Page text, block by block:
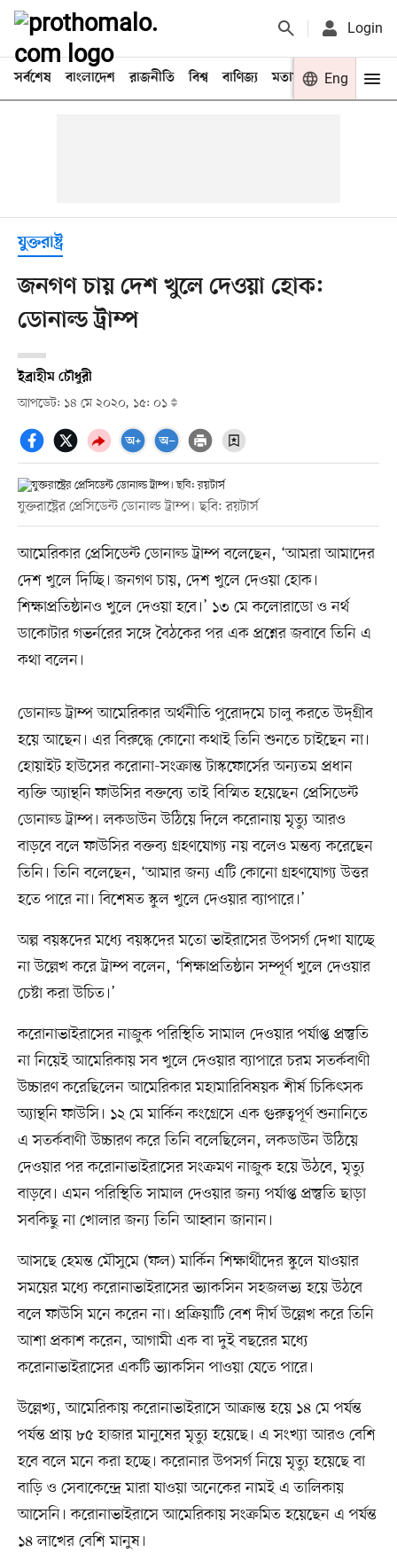
Login
সর্বশেষ বাংলাদেশ রাজনীতি বিশ্ব বাণিজ্য মতামত খেলা
Eng
যুক্তরাষ্ট্র
জনগণ চায় দেশ খুলে দেওয়া হোক:
ডোনাল্ড ট্রাম্প
ইব্রাহীম চৌধুরী
আপডেট: ১৪ মে ২০২০, ১৫: ০১
যুক্তরাষ্ট্রের প্রেসিডেন্ট ডোনাল্ড ট্রাম্প। ছবি: রয়টার্স
আমেরিকার প্রেসিডেন্ট ডোনাল্ড ট্রাম্প বলেছেন, ‘আমরা আমাদের
দেশ খুলে দিচ্ছি। জনগণ চায়, দেশ খুলে দেওয়া হোক।
শিক্ষাপ্রতিষ্ঠানও খুলে দেওয়া হবে।’ ১৩ মে কলোরাডো ও নর্থ
ডাকোটার গভর্নরের সঙ্গে বৈঠকের পর এক প্রশ্নের জবাবে তিনি এ
কথা বলেন।
ডোনাল্ড ট্রাম্প আমেরিকার অর্থনীতি পুরোদমে চালু করতে উদ্‌গ্রীব
হয়ে আছেন। এর বিরুদ্ধে কোনো কথাই তিনি শুনতে চাইছেন না।
হোয়াইট হাউসের করোনা-সংক্রান্ত টাস্কফোর্সের অন্যতম প্রধান
ব্যক্তি অ্যান্থনি ফাউসির বক্তব্যে তাই বিস্মিত হয়েছেন প্রেসিডেন্ট
ডোনাল্ড ট্রাম্প। লকডাউন উঠিয়ে দিলে করোনায় মৃত্যু আরও
বাড়বে বলে ফাউসির বক্তব্য গ্রহণযোগ্য নয় বলেও মন্তব্য করেছেন
তিনি। তিনি বলেছেন, ‘আমার জন্য এটি কোনো গ্রহণযোগ্য উত্তর
হতে পারে না। বিশেষত স্কুল খুলে দেওয়ার ব্যাপারে।’
অল্প বয়স্কদের মধ্যে বয়স্কদের মতো ভাইরাসের উপসর্গ দেখা যাচ্ছে
না উল্লেখ করে ট্রাম্প বলেন, ‘শিক্ষাপ্রতিষ্ঠান সম্পূর্ণ খুলে দেওয়ার
চেষ্টা করা উচিত।’
করোনাভাইরাসের নাজুক পরিস্থিতি সামাল দেওয়ার পর্যাপ্ত প্রস্তুতি
না নিয়েই আমেরিকায় সব খুলে দেওয়ার ব্যাপারে চরম সতর্কবাণী
উচ্চারণ করেছিলেন আমেরিকার মহামারিবিষয়ক শীর্ষ চিকিৎসক
অ্যান্থনি ফাউসি। ১২ মে মার্কিন কংগ্রেসে এক গুরুত্বপূর্ণ শুনানিতে
এ সতর্কবাণী উচ্চারণ করে তিনি বলেছিলেন, লকডাউন উঠিয়ে
দেওয়ার পর করোনাভাইরাসের সংক্রমণ নাজুক হয়ে উঠবে, মৃত্যু
বাড়বে। এমন পরিস্থিতি সামাল দেওয়ার জন্য পর্যাপ্ত প্রস্তুতি ছাড়া
সবকিছু না খোলার জন্য তিনি আহ্বান জানান।
আসছে হেমন্ত মৌসুমে (ফল) মার্কিন শিক্ষার্থীদের স্কুলে যাওয়ার
সময়ের মধ্যে করোনাভাইরাসের ভ্যাকসিন সহজলভ্য হয়ে উঠবে
বলে ফাউসি মনে করেন না। প্রক্রিয়াটি বেশ দীর্ঘ উল্লেখ করে তিনি
আশা প্রকাশ করেন, আগামী এক বা দুই বছরের মধ্যে
করোনাভাইরাসের একটি ভ্যাকসিন পাওয়া যেতে পারে।
উল্লেখ্য, আমেরিকায় করোনাভাইরাসে আক্রান্ত হয়ে ১৪ মে পর্যন্ত
পর্যন্ত প্রায় ৮৫ হাজার মানুষের মৃত্যু হয়েছে। এ সংখ্যা আরও বেশি
হবে বলে মনে করা হচ্ছে। করোনার উপসর্গ নিয়ে মৃত্যু হয়েছে বা
বাড়ি ও সেবাকেন্দ্রে মারা যাওয়া অনেকের নামই এ তালিকায়
আসেনি। করোনাভাইরাসে আমেরিকায় সংক্রমিত হয়েছেন এ পর্যন্ত
১৪ লাখের বেশি মানুষ।